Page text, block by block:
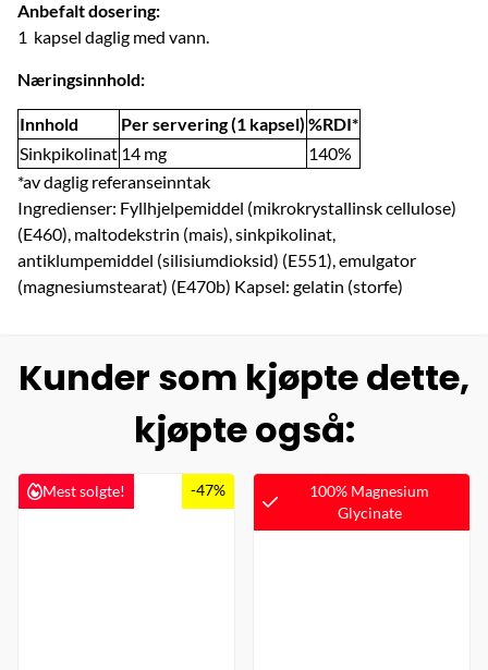
Anbefalt dosering:
1 kapsel daglig med vann.
Næringsinnhold:
Innhold Per servering (1 kapsel) %RDI*
Sinkpikolinat 14 mg
140%
*av daglig referanseinntak
Ingredienser: Fyllhjelpemiddel (mikrokrystallinsk cellulose)
(E460), maltodekstrin (mais), sinkpikolinat,
antiklumpemiddel (silisiumdioksid) (E551), emulgator
(magnesiumstearat) (E470b) Kapsel: gelatin (storfe)
Kunder som kjøpte dette,
kjøpte også:
Mest solgte! -47%
100% Magnesium
Glycinate